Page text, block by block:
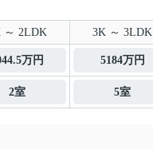
～ 2LDK 3K ～ 3LDK
万円 5184万円
2室 5室